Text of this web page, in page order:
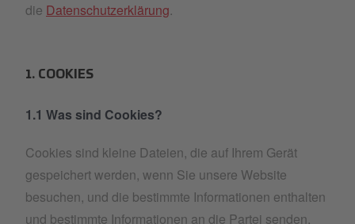
die Datenschutzerklärung.
1. COOKIES
1.1 Was sind Cookies?
Cookies sind kleine Dateien, die auf Ihrem Gerät
gespeichert werden, wenn Sie unsere Website
besuchen, und die bestimmte Informationen enthalten
und bestimmte Informationen an die Partei senden,